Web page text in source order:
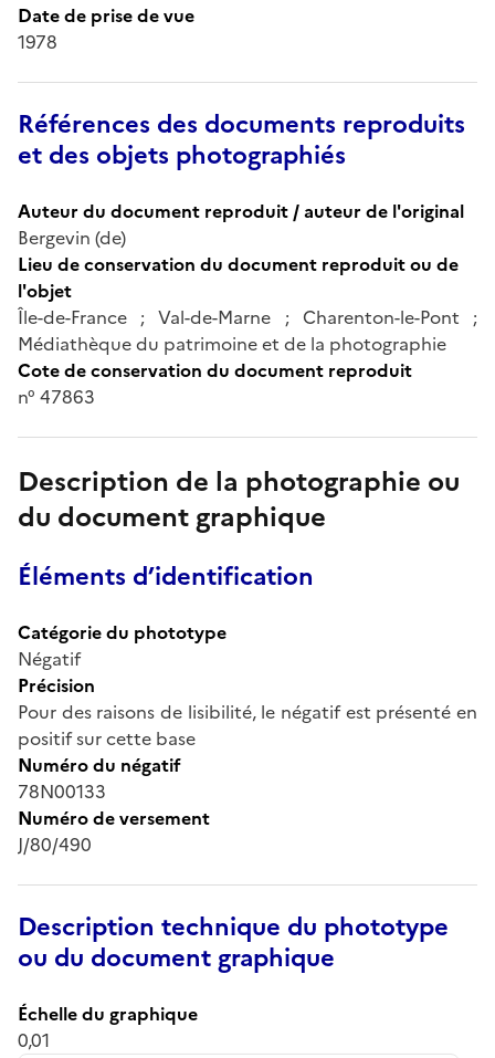
Date de prise de vue
1978
Références des documents reproduits
et des objets photographiés
Auteur du document reproduit / auteur de l'original
Bergevin (de)
Lieu de conservation du document reproduit ou de
l'objet
Île-de-France ; Val-de-Marne ; Charenton-le-Pont ;
Médiathèque du patrimoine et de la photographie
Cote de conservation du document reproduit
n° 47863
Description de la photographie ou
du document graphique
Éléments d’identification
Catégorie du phototype
Négatif
Précision
Pour des raisons de lisibilité, le négatif est présenté en
positif sur cette base
Numéro du négatif
78N00133
Numéro de versement
J/80/490
Description technique du phototype
ou du document graphique
Échelle du graphique
0,01